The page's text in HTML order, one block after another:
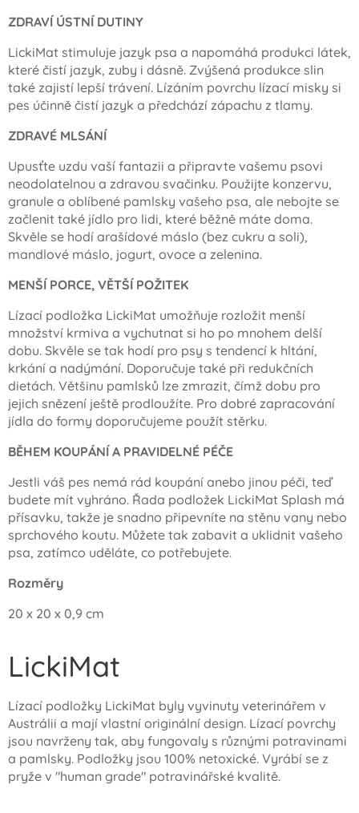
ZDRAVÍ ÚSTNÍ DUTINY
LickiMat stimuluje jazyk psa a napomáhá produkci látek,
které čistí jazyk, zuby i dásně. Zvýšená produkce slin
také zajistí lepší trávení. Lízáním povrchu lízací misky si
pes účinně čistí jazyk a předchází zápachu z tlamy.
ZDRAVÉ MLSÁNÍ
Upusťte uzdu vaší fantazii a připravte vašemu psovi
neodolatelnou a zdravou svačinku. Použijte konzervu,
granule a oblíbené pamlsky vašeho psa, ale nebojte se
začlenit také jídlo pro lidi, které běžně máte doma.
Skvěle se hodí arašídové máslo (bez cukru a soli),
mandlové máslo, jogurt, ovoce a zelenina.
MENŠÍ PORCE, VĚTŠÍ POŽITEK
Lízací podložka LickiMat umožňuje rozložit menší
množství krmiva a vychutnat si ho po mnohem delší
dobu. Skvěle se tak hodí pro psy s tendencí k hltání,
krkání a nadýmání. Doporučuje také při redukčních
dietách. Většinu pamlsků lze zmrazit, čímž dobu pro
jejich snězení ještě prodloužíte. Pro dobré zapracování
jídla do formy doporučujeme použít stěrku.
BĚHEM KOUPÁNÍ A PRAVIDELNÉ PÉČE
Jestli váš pes nemá rád koupání anebo jinou péči, teď
budete mít vyhráno. Řada podložek LickiMat Splash má
přísavku, takže je snadno připevníte na stěnu vany nebo
sprchového koutu. Můžete tak zabavit a uklidnit vašeho
psa, zatímco uděláte, co potřebujete.
Rozměry
20 x 20 x 0,9 cm
LickiMat
Lízací podložky LickiMat byly vyvinuty veterinářem v
Austrálii a mají vlastní originální design. Lízací povrchy
jsou navrženy tak, aby fungovaly s různými potravinami
a pamlsky. Podložky jsou 100% netoxické. Vyrábí se z
pryže v "human grade" potravinářské kvalitě.